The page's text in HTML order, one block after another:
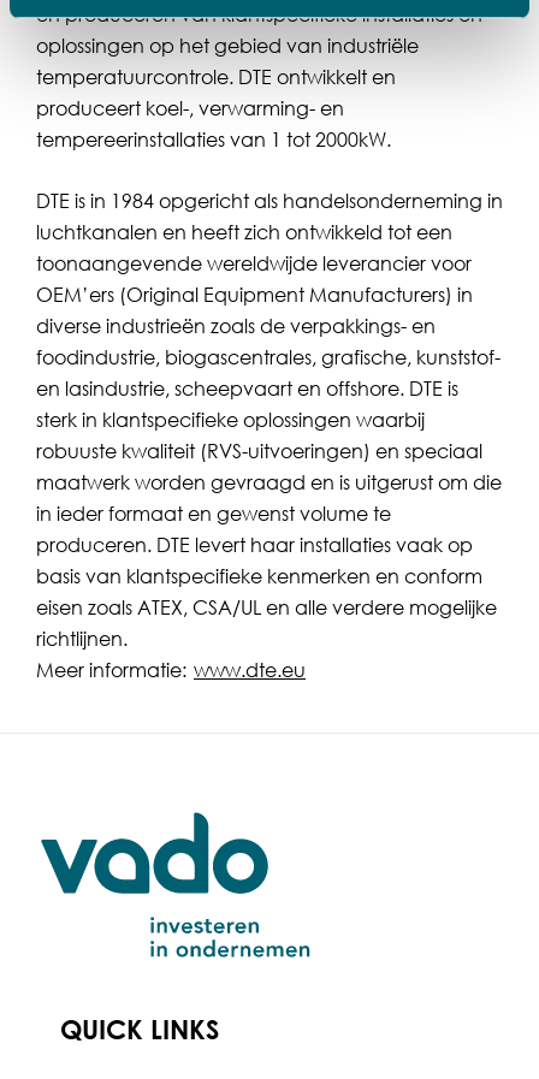
en produceren van klantspecifieke installaties en
oplossingen op het gebied van industriële
temperatuurcontrole. DTE ontwikkelt en
produceert koel-, verwarming- en
tempereerinstallaties van 1 tot 2000kW.
DTE is in 1984 opgericht als handelsonderneming in
luchtkanalen en heeft zich ontwikkeld tot een
toonaangevende wereldwijde leverancier voor
OEM’ers (Original Equipment Manufacturers) in
diverse industrieën zoals de verpakkings- en
foodindustrie, biogascentrales, grafische, kunststof-
en lasindustrie, scheepvaart en offshore. DTE is
sterk in klantspecifieke oplossingen waarbij
robuuste kwaliteit (RVS-uitvoeringen) en speciaal
maatwerk worden gevraagd en is uitgerust om die
in ieder formaat en gewenst volume te
produceren. DTE levert haar installaties vaak op
basis van klantspecifieke kenmerken en conform
eisen zoals ATEX, CSA/UL en alle verdere mogelijke
richtlijnen.
Meer informatie: www.dte.eu
QUICK LINKS